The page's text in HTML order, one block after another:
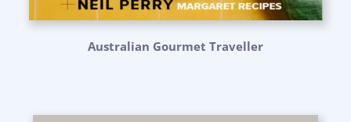
Australian Gourmet Traveller